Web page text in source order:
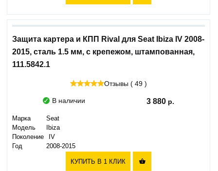
Защита картера и КПП Rival для Seat Ibiza IV 2008-
2015, сталь 1.5 мм, с крепежом, штампованная,
111.5842.1
Отзывы ( 49 )
В наличии 3 880
Марка
Seat
Модель
Ibiza
Поколение
IV
Год
2008-2015
КУПИТЬ В 1 КЛИК 